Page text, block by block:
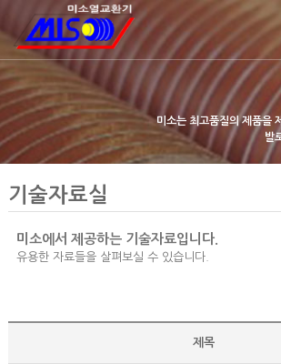
미소는 최고품질의 제품을
발
기술자료실
미소에서 제공하는 기술자료입니다.
유용한 자료들을 살펴보실 수 있습니다.
제목